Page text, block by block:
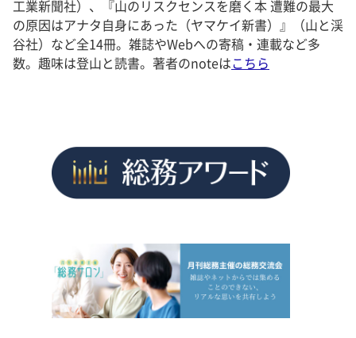
工業新聞社）、『山のリスクセンスを磨く本 遭難の最大
の原因はアナタ自身にあった（ヤマケイ新書）』（山と渓
谷社）など全14冊。雑誌やWebへの寄稿・連載など多
数。趣味は登山と読書。著者のnoteはこちら